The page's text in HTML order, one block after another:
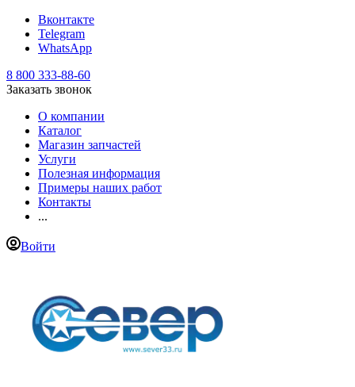
Вконтакте
Telegram
WhatsApp
8 800 333-88-60
Заказать звонок
О компании
Каталог
Магазин запчастей
Услуги
Полезная информация
Примеры наших работ
Контакты
...
Войти